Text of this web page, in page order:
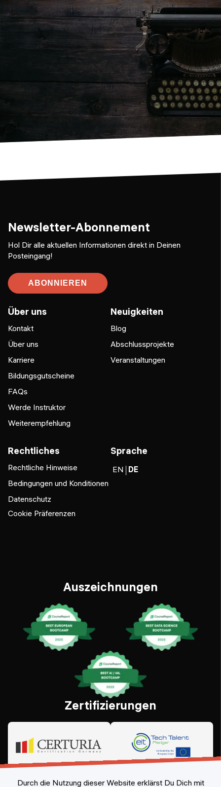
Newsletter-Abonnement
Hol Dir alle aktuellen Informationen direkt in Deinen
Posteingang!
ABONNIEREN
Über uns
Kontakt
Über uns
Karriere
Bildungsgutscheine
FAQs
Werde Instruktor
Weiterempfehlung
Neuigkeiten
Blog
Abschlussprojekte
Veranstaltungen
Rechtliches
Rechtliche Hinweise
Bedingungen und Konditionen
Datenschutz
Cookie Präferenzen
Sprache
EN DE
Auszeichnungen
Zertifizierungen
Durch die Nutzung dieser Website erklärst Du Dich mit